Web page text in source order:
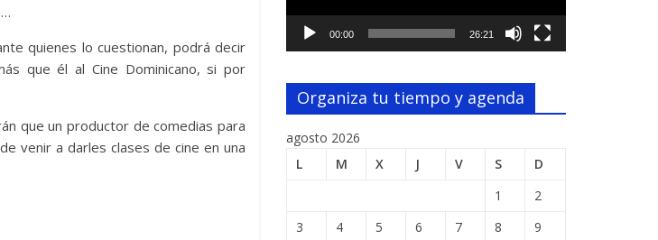
quienes lo cuestionan, podrá decir
que él al Cine Dominicano, si por
que un productor de comedias para
venir a darles clases de cine en una
00:00 26:21
Organiza tu tiempo y agenda
agosto 2026
L
M X J V S
D
1
2
3
4 5 6 7 8
9